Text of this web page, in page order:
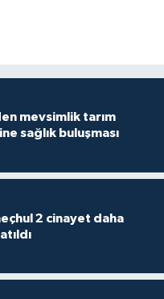
mevsimlik tarım
sağlık buluşması
2 cinayet daha